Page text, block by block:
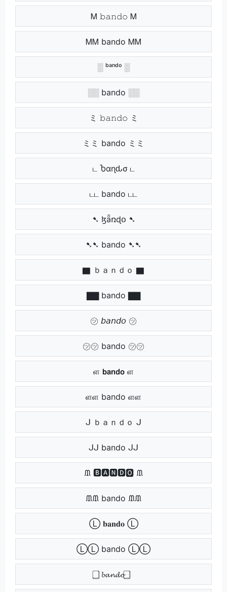
Ꮇ 𝚋𝚊𝚗𝚍𝚘 Ꮇ
ᎷᎷ bando ᎷᎷ
░ ᵇᵃⁿᵈᵒ ░
░░ bando ░░
ミ 𝚋𝚊𝚗𝚍𝚘 ミ
ミミ bando ミミ
ட Ⴆαɳԃσ ட
டட bando டட
➷ ɮǟռɖօ ➷
➷➷ bando ➷➷
▇ ｂａｎｄｏ ▇
▇▇ bando ▇▇
㋡ 𝘣𝘢𝘯𝘥𝘰 ㋡
㋡㋡ bando ㋡㋡
ள 𝗯𝗮𝗻𝗱𝗼 ள
ளள bando ளள
ᒍ ｂａｎｄｏ ᒍ
ᒍᒍ bando ᒍᒍ
ᙢ 🅱🅰🅽🅳🅾 ᙢ
ᙢᙢ bando ᙢᙢ
Ⓛ 𝐛𝐚𝐧𝐝𝐨 Ⓛ
ⓁⓁ bando ⓁⓁ
⃣ 𝓫𝓪𝓷𝓭𝓸 ⃣